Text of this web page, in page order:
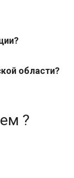
поврежденный
виды услуг.
области?
плату.
здесь
?